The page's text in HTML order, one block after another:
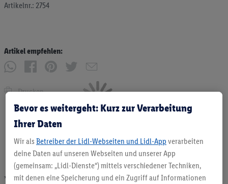
Artikelnr.: 2754
Artikel empfehlen:
Drucken
* Angebote solange Vorrat. Abgabe nur in haushaltsüblichen Mengen. Verkauf
Bevor es weitergeht: Kurz zur Verarbeitung
Ihrer Daten
Wir als Betreiber der Lidl-Webseiten und Lidl-App verarbeiten
deine Daten auf unseren Webseiten und unserer App
(gemeinsam: „Lidl-Dienste“) mittels verschiedener Techniken,
mit denen eine Speicherung und ein Zugriff auf Informationen